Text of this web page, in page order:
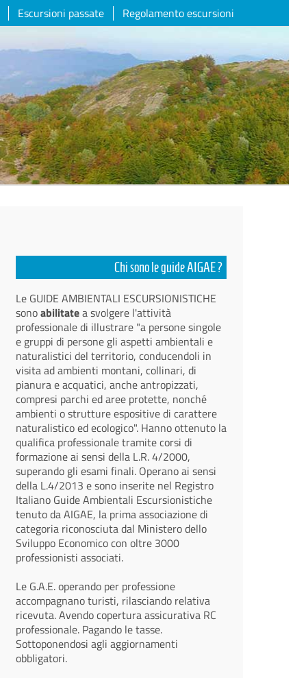
Escursioni passate Regolamento escursioni
Chi sono le guide AIGAE?
Le GUIDE AMBIENTALI ESCURSIONISTICHE
sonoabilitatea svolgere l'attività
professionale di illustrare "a persone singole
e gruppi di persone gli aspetti ambientali e
naturalistici del territorio, conducendoli in
visita ad ambienti montani, collinari, di
pianura e acquatici, anche antropizzati,
compresi parchi ed aree protette, nonché
ambienti o strutture espositive di carattere
naturalistico ed ecologico". Hanno ottenuto la
qualifica professionale tramite corsi di
formazione ai sensi della L.R. 4/2000,
superando gli esami finali. Operano ai sensi
della L.4/2013 e sono inserite nel Registro
Italiano Guide Ambientali Escursionistiche
tenuto da AIGAE, la prima associazione di
categoria riconosciuta dal Ministero dello
Sviluppo Economico con oltre 3000
professionisti associati.
Le G.A.E. operando per professione
accompagnano turisti, rilasciando relativa
ricevuta. Avendo copertura assicurativa RC
professionale. Pagando le tasse.
Sottoponendosi agli aggiornamenti
obbligatori.